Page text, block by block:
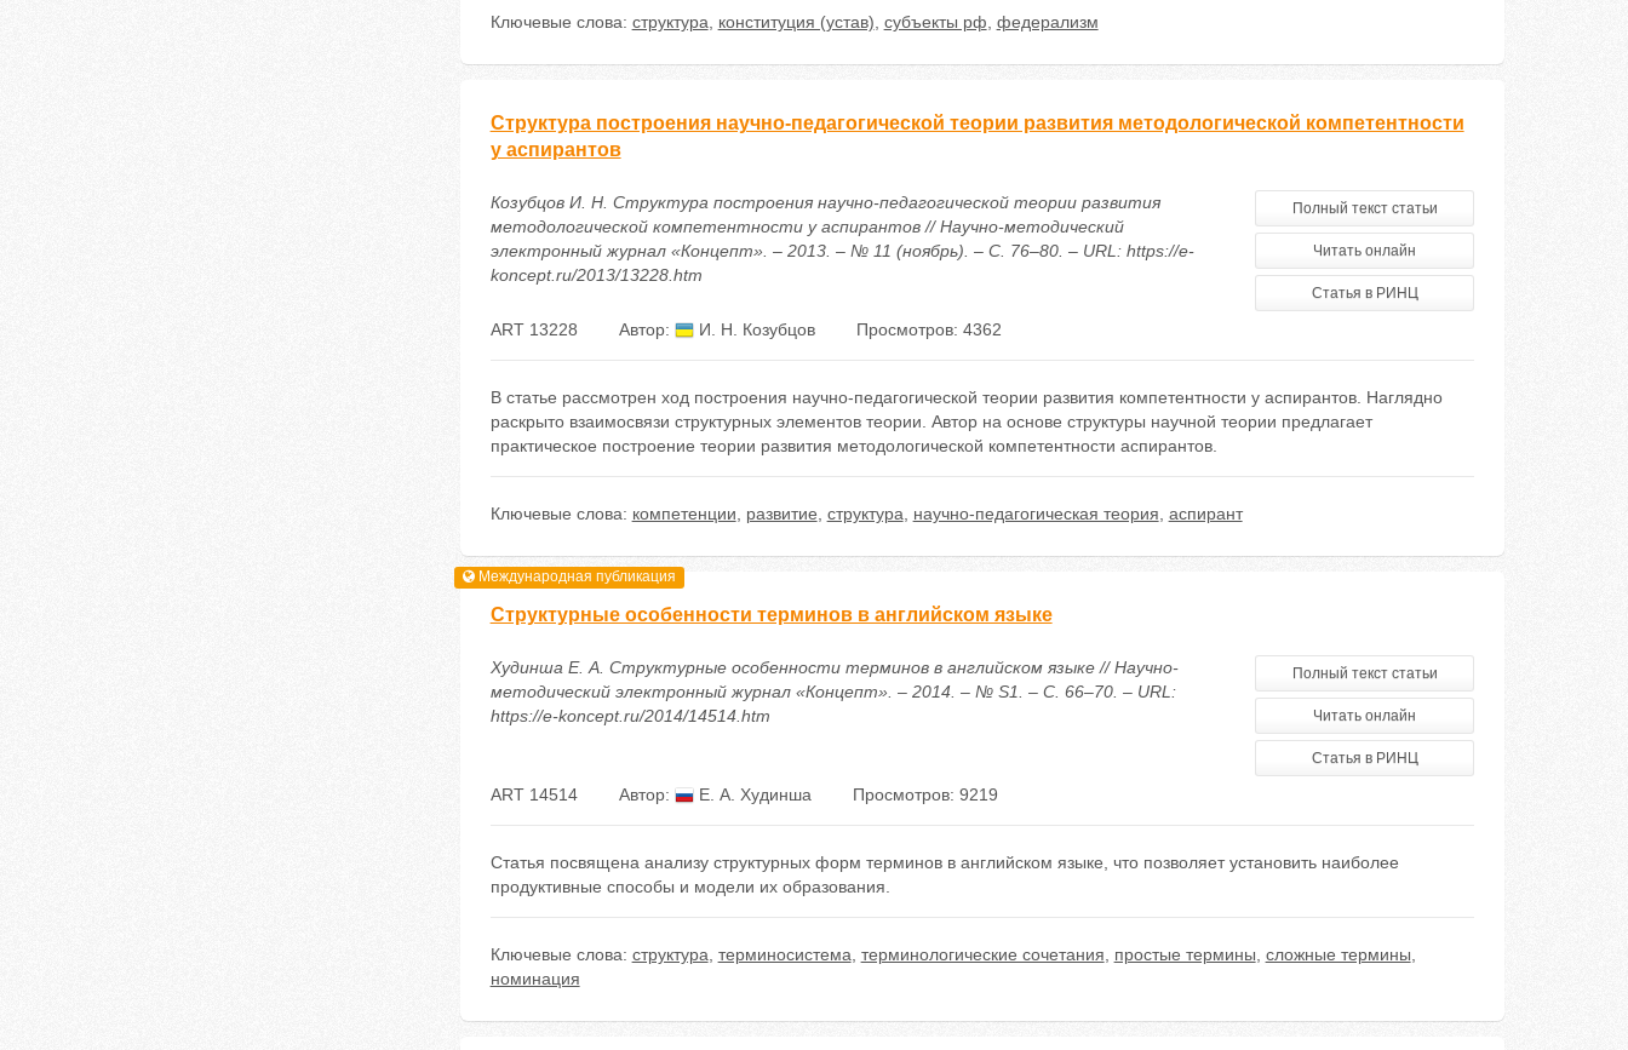
Ключевые слова: структура конституция (устав) субъекты рф федерализм
Структура построения научно-педагогической теории развития методологической компетентности
у аспирантов
Козубцов И. Н. Структура построения научно-педагогической теории развития
методологической компетентности у аспирантов // Научно-методический
электронный журнал «Концепт». – 2013. – № 11 (ноябрь). – С. 76–80. – URL: https://e-
koncept.ru/2013/13228.htm
Полный текст статьи
Читать онлайн
Статья в РИНЦ
ART 13228 Автор: И. Н. Козубцов Просмотров: 4362
В статье рассмотрен ход построения научно-педагогической теории развития компетентности у аспирантов. Наглядно
раскрыто взаимосвязи структурных элементов теории. Автор на основе структуры научной теории предлагает
практическое построение теории развития методологической компетентности аспирантов.
Ключевые слова: компетенции развитие структура научно-педагогическая теория аспирант
Международная публикация
Структурные особенности терминов в английском языке
Худинша Е. А. Структурные особенности терминов в английском языке // Научно-
методический электронный журнал «Концепт». – 2014. – № S1. – С. 66–70. – URL:
https://e-koncept.ru/2014/14514.htm
Полный текст статьи
Читать онлайн
Статья в РИНЦ
ART 14514 Автор: Е. А. Худинша Просмотров: 9219
Статья посвящена анализу структурных форм терминов в английском языке, что позволяет установить наиболее
продуктивные способы и модели их образования.
Ключевые слова: структура терминосистема терминологические сочетания простые термины сложные термины
номинация